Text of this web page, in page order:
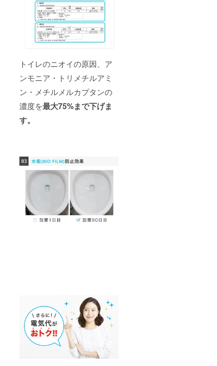
トイレのニオイの原因、ア
ンモニア・トリメチルアミ
ン・メチルメルカプタンの
濃度を最大75%まで下げま
す。